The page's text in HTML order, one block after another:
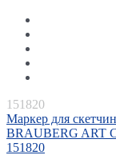
151820
Маркер для
BRAUBERG
151820